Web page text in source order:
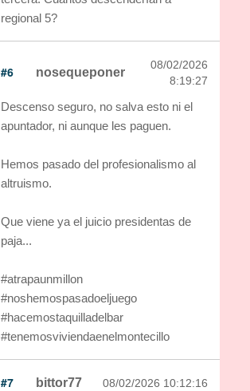
regional 5?
#6 nosequeponer
08/02/2026
8:19:27
Descenso seguro, no salva esto ni el
apuntador, ni aunque les paguen.
Hemos pasado del profesionalismo al
altruismo.
Que viene ya el juicio presidentas de
paja...
#atrapaunmillon
#noshemospasadoeljuego
#hacemostaquilladelbar
#tenemosviviendaenelmontecillo
#7 bittor77 08/02/2026 10:12:16